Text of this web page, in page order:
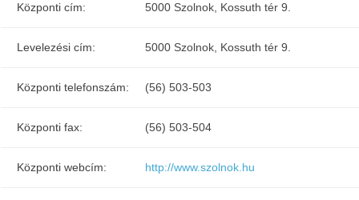
Központi cím: 5000 Szolnok, Kossuth tér 9.
Levelezési cím: 5000 Szolnok, Kossuth tér 9.
Központi telefonszám: (56) 503-503
Központi fax: (56) 503-504
Központi webcím: http://www.szolnok.hu